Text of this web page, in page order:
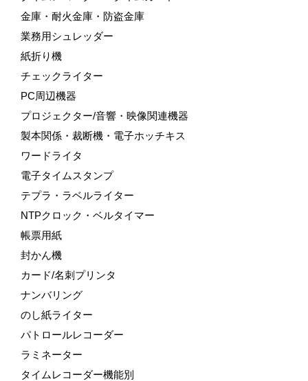
金庫・耐火金庫・防盗金庫
業務用シュレッダー
紙折り機
チェックライター
PC周辺機器
プロジェクター/音響・映像関連機器
製本関係・裁断機・電子ホッチキス
ワードライタ
電子タイムスタンプ
テプラ・ラベルライター
NTPクロック・ベルタイマー
帳票用紙
封かん機
カード/名刺プリンタ
ナンバリング
のし紙ライター
パトロールレコーダー
ラミネーター
タイムレコーダー機能別